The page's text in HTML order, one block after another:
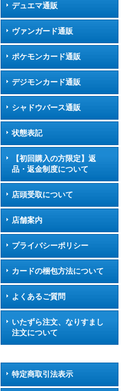
デュエマ通販
ヴァンガード通販
ポケモンカード通販
デジモンカード通販
シャドウバース通販
状態表記
【初回購入の方限定】返
品・返金制度について
店頭受取について
店舗案内
プライバシーポリシー
カードの梱包方法について
よくあるご質問
いたずら注文、なりすまし
注文について
特定商取引法表示